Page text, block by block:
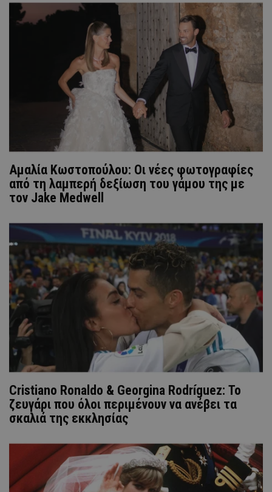
Αμαλία Κωστοπούλου: Οι νέες φωτογραφίες
από τη λαμπερή δεξίωση του γάμου της με
τον Jake Medwell
Cristiano Ronaldo & Georgina Rodríguez: Το
ζευγάρι που όλοι περιμένουν να ανέβει τα
σκαλιά της εκκλησίας